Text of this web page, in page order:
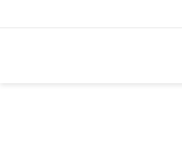
لنموذج عالمي لضيوف الرحمن